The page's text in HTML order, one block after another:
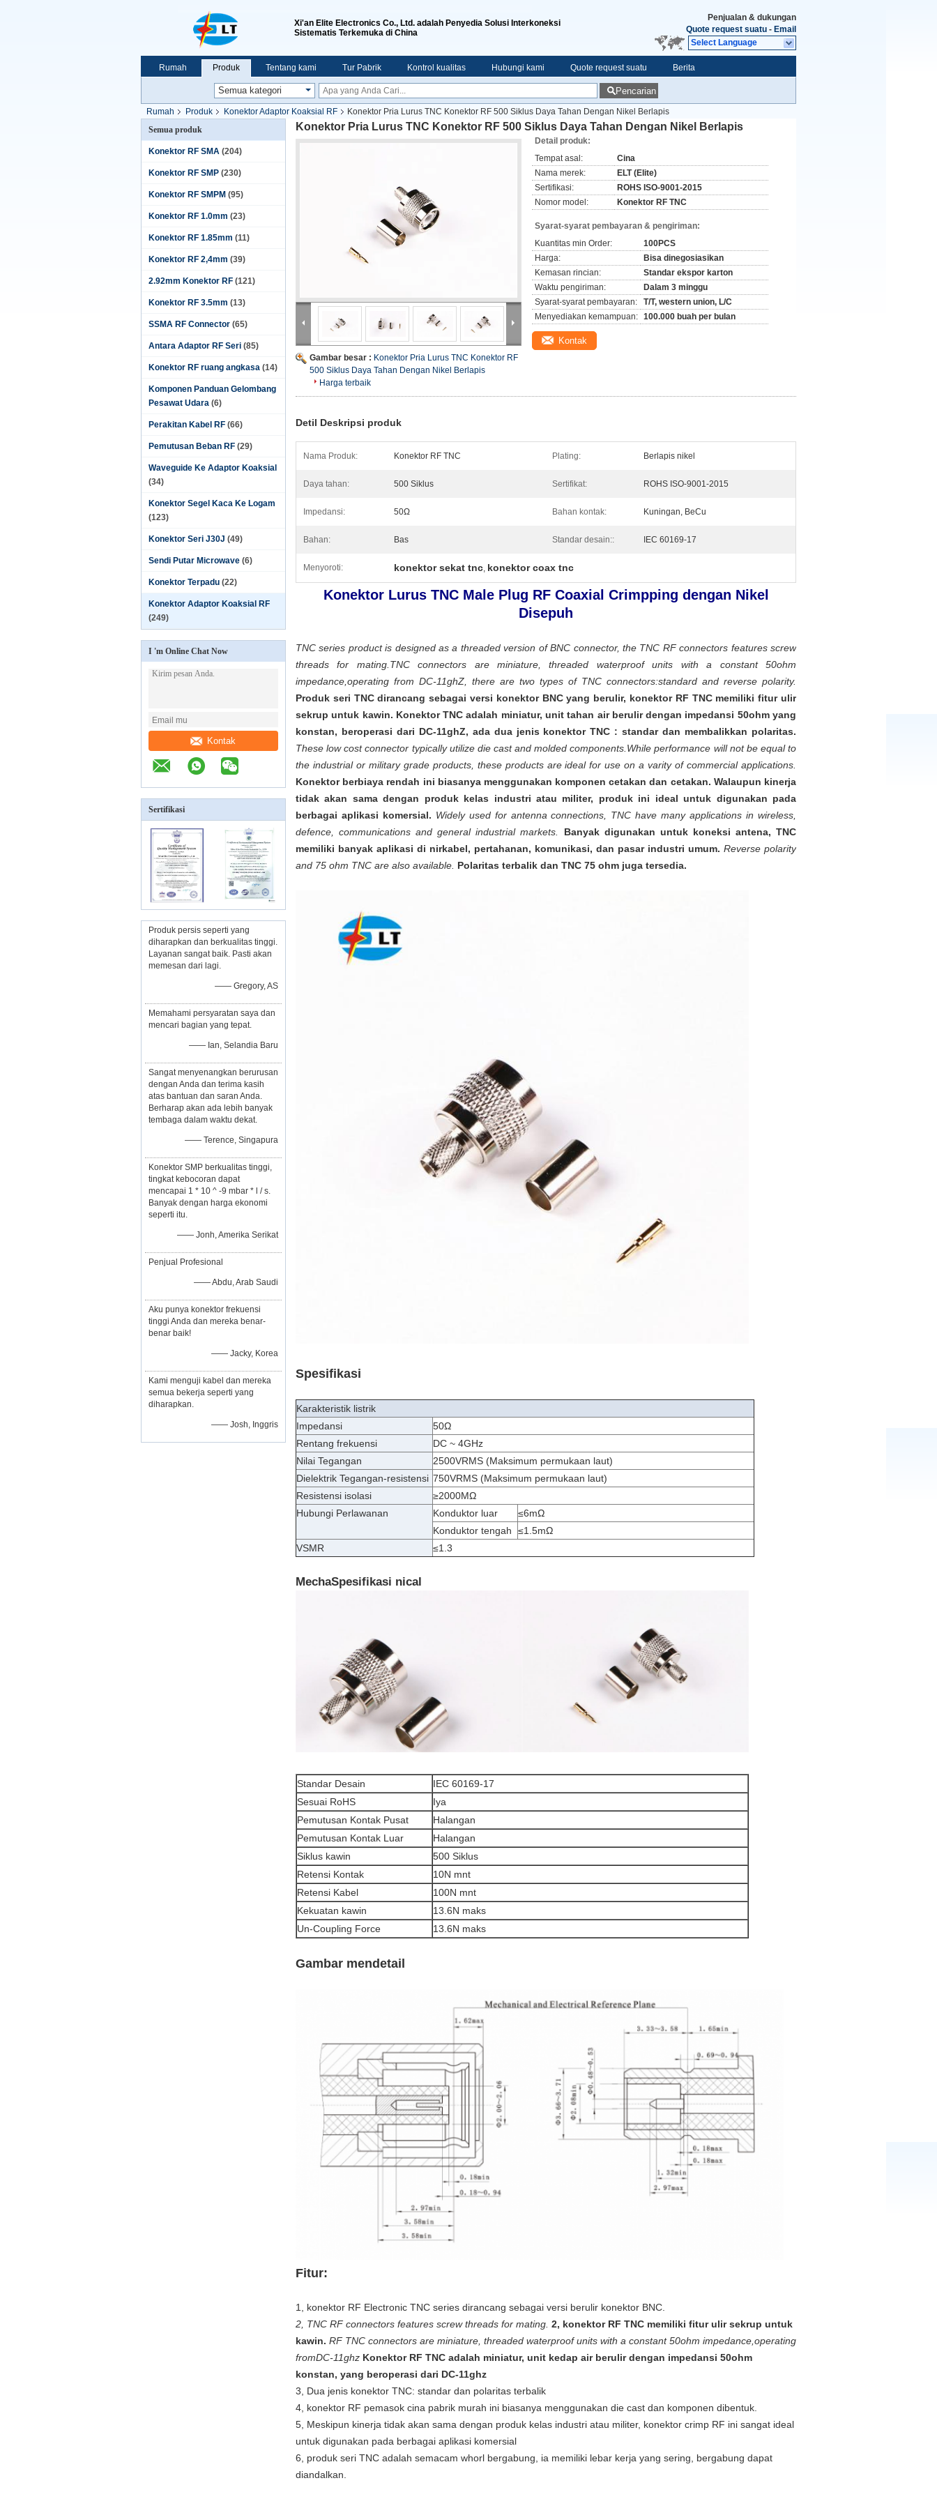
Xi'an Elite Electronics Co., Ltd. adalah Penyedia Solusi Interkoneksi
Sistematis Terkemuka di China
Penjualan & dukungan
Quote request suatu - Email
Select Language
Rumah Produk Tentang kami Tur Pabrik Kontrol kualitas Hubungi kami Quote request suatu Berita
Pertunjukan VR Pencarian
Rumah Produk Konektor Adaptor Koaksial RF
Konektor Pria Lurus TNC Konektor RF 500 Siklus Daya Tahan Dengan Nikel Berlapis
Semua produk
Konektor RF SMA (204)
Konektor RF SMP (230)
Konektor RF SMPM (95)
Konektor RF 1.0mm (23)
Konektor RF 1.85mm (11)
Konektor RF 2,4mm (39)
2.92mm Konektor RF (121)
Konektor RF 3.5mm (13)
SSMA RF Connector (65)
Antara Adaptor RF Seri (85)
Konektor RF ruang angkasa (14)
Komponen Panduan Gelombang
Pesawat Udara (6)
Perakitan Kabel RF (66)
Pemutusan Beban RF (29)
Waveguide Ke Adaptor Koaksial
(34)
Konektor Segel Kaca Ke Logam
(123)
Konektor Seri J30J (49)
Sendi Putar Microwave (6)
Konektor Terpadu (22)
Konektor Adaptor Koaksial RF
(249)
I 'm Online Chat Now
Kontak
Sertifikasi
Produk persis seperti yang
diharapkan dan berkualitas tinggi.
Layanan sangat baik. Pasti akan
memesan dari lagi.
—— Gregory, AS
Memahami persyaratan saya dan
mencari bagian yang tepat.
—— Ian, Selandia Baru
Sangat menyenangkan berurusan
dengan Anda dan terima kasih
atas bantuan dan saran Anda.
Berharap akan ada lebih banyak
tembaga dalam waktu dekat.
—— Terence, Singapura
Konektor SMP berkualitas tinggi,
tingkat kebocoran dapat
mencapai 1 * 10 ^ -9 mbar * l / s.
Banyak dengan harga ekonomi
seperti itu.
—— Jonh, Amerika Serikat
Penjual Profesional
—— Abdu, Arab Saudi
Aku punya konektor frekuensi
tinggi Anda dan mereka benar-
benar baik!
—— Jacky, Korea
Kami menguji kabel dan mereka
semua bekerja seperti yang
diharapkan.
—— Josh, Inggris
Konektor Pria Lurus TNC Konektor RF 500 Siklus Daya Tahan Dengan Nikel Berlapis
Gambar besar : Konektor Pria Lurus TNC Konektor RF
500 Siklus Daya Tahan Dengan Nikel Berlapis
Harga terbaik
Detail produk:
Tempat asal:
Cina
Nama merek:
ELT (Elite)
Sertifikasi:
ROHS ISO-9001-2015
Nomor model:
Konektor RF TNC
Syarat-syarat pembayaran & pengiriman:
Kuantitas min Order:
100PCS
Harga:
Bisa dinegosiasikan
Kemasan rincian:
Standar ekspor karton
Waktu pengiriman:
Dalam 3 minggu
Syarat-syarat pembayaran:
T/T, western union, L/C
Menyediakan kemampuan: 100.000 buah per bulan
Kontak
Detil Deskripsi produk
Nama Produk: Konektor RF TNC Plating: Berlapis nikel
Daya tahan: 500 Siklus Sertifikat: ROHS ISO-9001-2015
Impedansi: 50Ω Bahan kontak: Kuningan, BeCu
Bahan: Bas Standar desain:: IEC 60169-17
Menyoroti: konektor sekat tnc, konektor coax tnc
Konektor Lurus TNC Male Plug RF Coaxial Crimpping dengan Nikel
Disepuh
TNC series product is designed as a threaded version of BNC connector, the TNC RF connectors features screw
threads for mating.TNC connectors are miniature, threaded waterproof units with a constant 50ohm
impedance,operating from DC-11ghZ, there are two types of TNC connectors:standard and reverse polarity.
Produk seri TNC dirancang sebagai versi konektor BNC yang berulir, konektor RF TNC memiliki fitur ulir
sekrup untuk kawin. Konektor TNC adalah miniatur, unit tahan air berulir dengan impedansi 50ohm yang
konstan, beroperasi dari DC-11ghZ, ada dua jenis konektor TNC : standar dan membalikkan polaritas.
These low cost connector typically utilize die cast and molded components.While performance will not be equal to
the industrial or military grade products, these products are ideal for use on a varity of commercial applications.
Konektor berbiaya rendah ini biasanya menggunakan komponen cetakan dan cetakan. Walaupun kinerja
tidak akan sama dengan produk kelas industri atau militer, produk ini ideal untuk digunakan pada
berbagai aplikasi komersial. Widely used for antenna connections, TNC have many applications in wireless,
defence, communications and general industrial markets.
Banyak digunakan untuk koneksi antena, TNC
memiliki banyak aplikasi di nirkabel, pertahanan, komunikasi, dan pasar industri umum. Reverse polarity
and 75 ohm TNC are also available. Polaritas terbalik dan TNC 75 ohm juga tersedia.
Spesifikasi
Karakteristik listrik
Impedansi
50Ω
Rentang frekuensi
DC ~ 4GHz
Nilai Tegangan
2500VRMS (Maksimum permukaan laut)
Dielektrik Tegangan-resistensi 750VRMS (Maksimum permukaan laut)
Resistensi isolasi
≥2000MΩ
Hubungi Perlawanan
Konduktor luar
≤6mΩ
Konduktor tengah
≤1.5mΩ
VSMR
≤1.3
MechaSpesifikasi nical
Standar Desain
IEC 60169-17
Sesuai RoHS
Iya
Pemutusan Kontak Pusat
Halangan
Pemutusan Kontak Luar
Halangan
Siklus kawin
500 Siklus
Retensi Kontak
10N mnt
Retensi Kabel
100N mnt
Kekuatan kawin
13.6N maks
Un-Coupling Force
13.6N maks
Gambar mendetail
Fitur:
1, konektor RF Electronic TNC series dirancang sebagai versi berulir konektor BNC.
2, TNC RF connectors features screw threads for mating. 2, konektor RF TNC memiliki fitur ulir sekrup untuk
kawin. RF TNC connectors are miniature, threaded waterproof units with a constant 50ohm impedance,operating
fromDC-11ghz Konektor RF TNC adalah miniatur, unit kedap air berulir dengan impedansi 50ohm
konstan, yang beroperasi dari DC-11ghz
3, Dua jenis konektor TNC: standar dan polaritas terbalik
4, konektor RF pemasok cina pabrik murah ini biasanya menggunakan die cast dan komponen dibentuk.
5, Meskipun kinerja tidak akan sama dengan produk kelas industri atau militer, konektor crimp RF ini sangat ideal
untuk digunakan pada berbagai aplikasi komersial
6, produk seri TNC adalah semacam whorl bergabung, ia memiliki lebar kerja yang sering, bergabung dapat
diandalkan.